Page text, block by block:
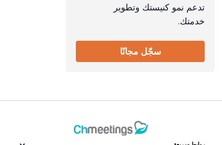
تدعم نمو كنيستك وتطوير
خدمتك.
سجّل مجانًا